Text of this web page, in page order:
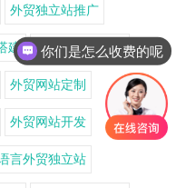
外贸独立站推广
建 外贸独立站获客
外贸网站定制
外贸网站开发
言外贸独立站
你们是怎么收费的呢